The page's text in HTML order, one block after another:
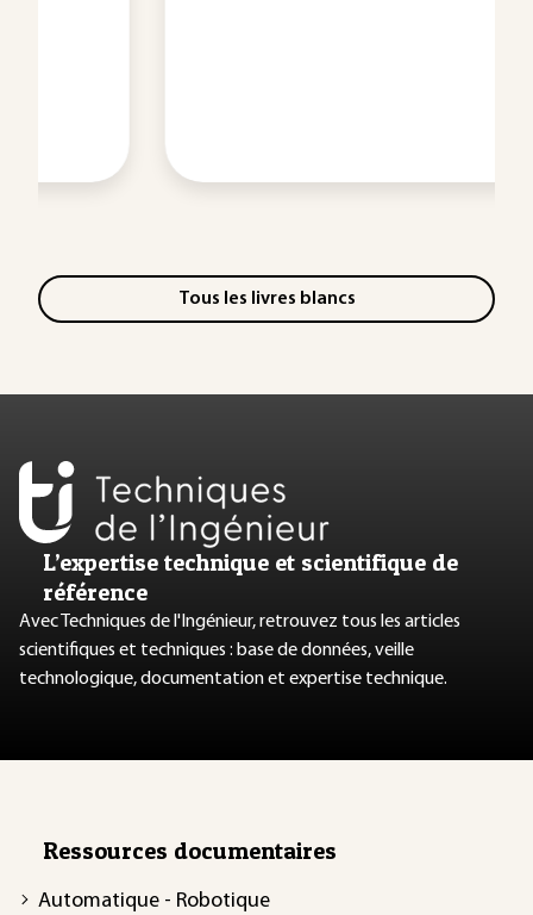
Tous les livres blancs
L’expertise technique et scientifique de
référence
Avec Techniques de l'Ingénieur, retrouvez tous les articles
scientifiques et techniques : base de données, veille
technologique, documentation et expertise technique.
Ressources documentaires
Automatique - Robotique